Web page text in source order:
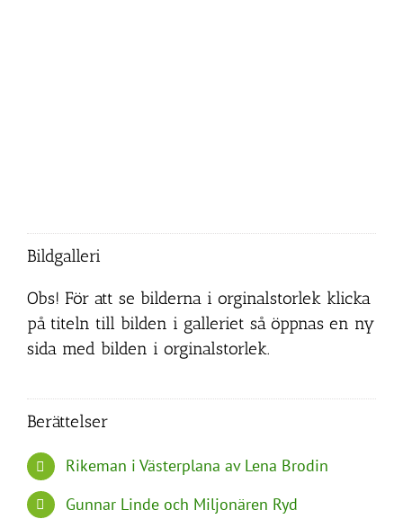
Bildgalleri
Obs! För att se bilderna i orginalstorlek klicka
på titeln till bilden i galleriet så öppnas en ny
sida med bilden i orginalstorlek.
Berättelser
Rikeman i Västerplana av Lena Brodin
Gunnar Linde och Miljonären Ryd